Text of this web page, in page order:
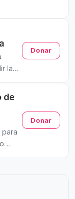
la
Donar
de
Donar